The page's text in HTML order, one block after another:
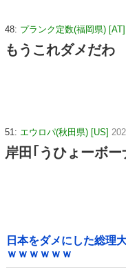
48: プランク定数(福岡県) [AT]
もうこれダメだわ
51: エウロパ(秋田県) [US]
岸田｢うひょーボ
日本をダメにした総理
ｗｗｗｗｗｗ